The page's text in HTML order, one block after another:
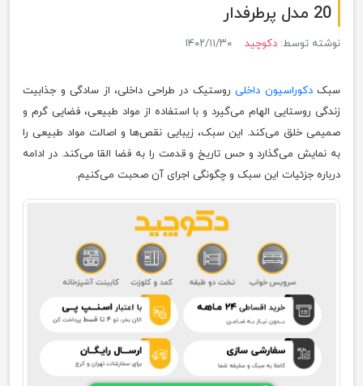
20 مدل پرطرفدار
نوشته توسط: دکوچید ۱۴۰۲/۱۱/۳۰
سبکدکوراسیون داخلی روستیک در طراحی داخلی، از سادگی و جذابیت
زندگی روستایی الهام می‌گیرد و با استفاده از مواد طبیعی، فضایی گرم و
صمیمی خلق می‌کند. این سبک، زیبایی نقص‌ها و اصالت مواد طبیعی را
به نمایش می‌گذارد و حس تاریخ و قدمت را به فضا القا می‌کند. در ادامه
درباره جزئیات این سبک و چگونگی اجرای آن صحبت می‌کنیم.